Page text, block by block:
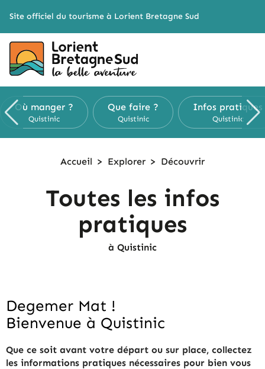
Site officiel du tourisme à Lorient Bretagne Sud
Où manger ?
Quistinic
Que faire ?
Quistinic
Infos pratiques
Quistinic
Accueil > Explorer > Découvrir
Toutes les infos
pratiques
à Quistinic
Degemer Mat !
Bienvenue à Quistinic
Que ce soit avant votre départ ou sur place, collectez
les informations pratiques nécessaires pour bien vous